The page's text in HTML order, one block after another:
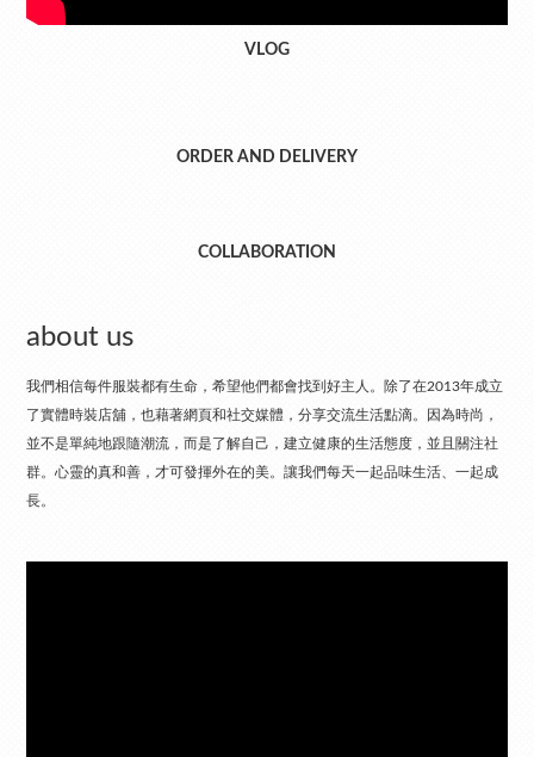
VLOG
ORDER AND DELIVERY
COLLABORATION
about us
我們相信每件服裝都有生命，希望他們都會找到好主人。除了在2013年成立
了實體時裝店舖，也藉著網頁和社交媒體，分享交流生活點滴。因為時尚，
並不是單純地跟隨潮流，而是了解自己，建立健康的生活態度，並且關注社
群。心靈的真和善，才可發揮外在的美。讓我們每天一起品味生活、一起成
長。